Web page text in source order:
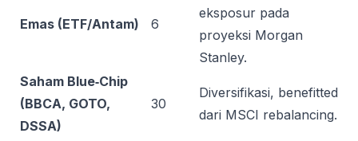
Emas (ETF/Antam) 6
eksposur pada
proyeksi Morgan
Stanley.
Saham Blue‑Chip
(BBCA, GOTO,
DSSA)
30
Diversifikasi, benefitted
dari MSCI rebalancing.